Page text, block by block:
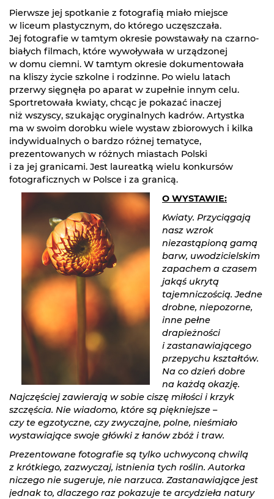
Pierwsze jej spotkanie z fotografią miało miejsce
w liceum plastycznym, do którego uczęszczała.
Jej fotografie w tamtym okresie powstawały na czarno-
białych filmach, które wywoływała w urządzonej
w domu ciemni. W tamtym okresie dokumentowała
na kliszy życie szkolne i rodzinne. Po wielu latach
przerwy sięgnęła po aparat w zupełnie innym celu.
Sportretowała kwiaty, chcąc je pokazać inaczej
niż wszyscy, szukając oryginalnych kadrów. Artystka
ma w swoim dorobku wiele wystaw zbiorowych i kilka
indywidualnych o bardzo różnej tematyce,
prezentowanych w różnych miastach Polski
i za jej granicami. Jest laureatką wielu konkursów
fotograficznych w Polsce i za granicą.
O WYSTAWIE:
Kwiaty. Przyciągają
nasz wzrok
niezastąpioną gamą
barw, uwodzicielskim
zapachem a czasem
jakąś ukrytą
tajemniczością. Jedne
drobne, niepozorne,
inne pełne
drapieżności
i zastanawiającego
przepychu kształtów.
Na co dzień dobre
na każdą okazję.
Najczęściej zawierają w sobie ciszę miłości i krzyk
szczęścia. Nie wiadomo, które są piękniejsze –
czy te egzotyczne, czy zwyczajne, polne, nieśmiało
wystawiające swoje główki z łanów zbóż i traw.
Prezentowane fotografie są tylko uchwyconą chwilą
z krótkiego, zazwyczaj, istnienia tych roślin. Autorka
niczego nie sugeruje, nie narzuca. Zastanawiające jest
jednak to, dlaczego raz pokazuje te arcydzieła natury